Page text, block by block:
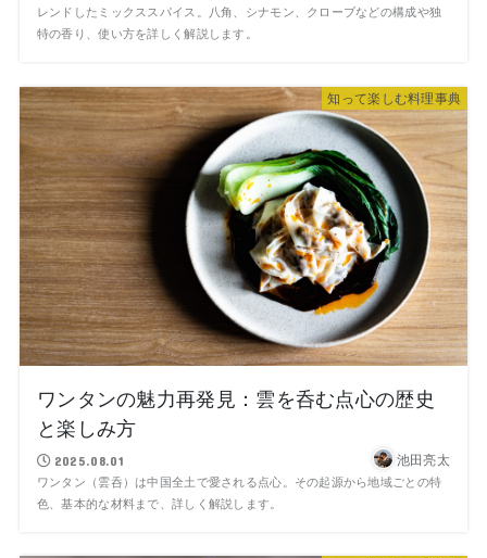
レンドしたミックススパイス。八角、シナモン、クローブなどの構成や独
特の香り、使い方を詳しく解説します。
知って楽しむ料理事典
ワンタンの魅力再発見：雲を呑む点心の歴史
と楽しみ方
2025.08.01 池田亮太
ワンタン（雲呑）は中国全土で愛される点心。その起源から地域ごとの特
色、基本的な材料まで、詳しく解説します。